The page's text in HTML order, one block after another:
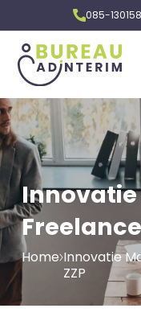
085-
Home Innovatie
ZZP